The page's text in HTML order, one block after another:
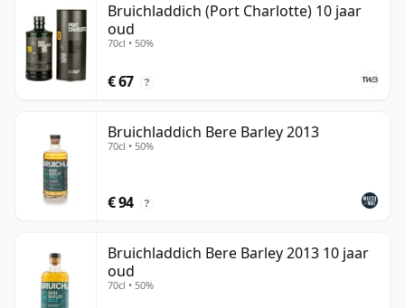
Bruichladdich (Port Charlotte) 10 jaar
oud
70cl • 50%
€ 67 ?
Bruichladdich Bere Barley 2013
70cl • 50%
€ 94 ?
Bruichladdich Bere Barley 2013 10 jaar
oud
70cl • 50%